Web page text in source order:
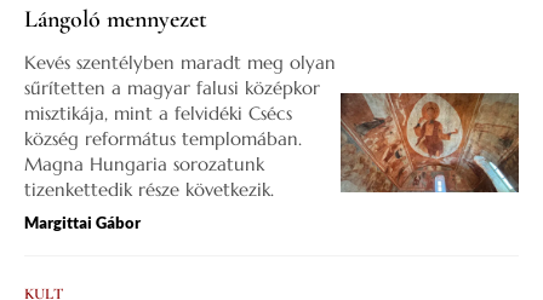
Lángoló mennyezet
Kevés szentélyben maradt meg olyan
sűrítetten a magyar falusi középkor
misztikája, mint a felvidéki Csécs
község református templomában.
Magna Hungaria sorozatunk
tizenkettedik része következik.
Margittai Gábor
KULT